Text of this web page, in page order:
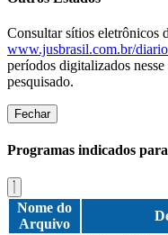
Consultar sítios eletrônicos
www.jusbrasil.com.br/
períodos digitalizados
pesquisado.
Fechar
Programas indicados
Nome do
Arquivo